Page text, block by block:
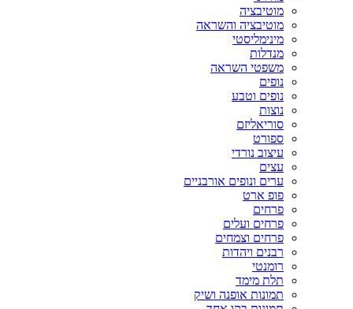
מוטיבציה
מוטיבציה והשראה
מינימליסטי
מנדלות
משפטי השראה
נופים
נופים וטבע
נוצות
סוריאליזם
ספורט
עיצוב נורדי
עצים
ערים ונופים אורבניים
פופ ארט
פרחים
פרחים ועלים
פרחים וצמחים
רבנים ויהדות
רומנטי
תלת מימד
תמונות אופנה ושיק